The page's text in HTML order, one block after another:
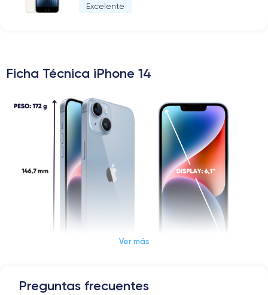
Excelente
Ficha Técnica iPhone 14
Ver más
Preguntas frecuentes